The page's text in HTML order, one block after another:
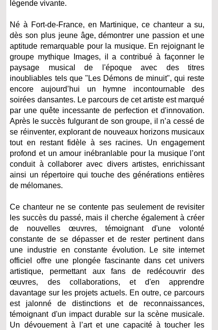
légende vivante.
Né à Fort-de-France, en Martinique, ce chanteur a su,
dès son plus jeune âge, démontrer une passion et une
aptitude remarquable pour la musique. En rejoignant le
groupe mythique Images, il a contribué à façonner le
paysage musical de l'époque avec des titres
inoubliables tels que "Les Démons de minuit", qui reste
encore aujourd’hui un hymne incontournable des
soirées dansantes. Le parcours de cet artiste est marqué
par une quête incessante de perfection et d'innovation.
Après le succès fulgurant de son groupe, il n’a cessé de
se réinventer, explorant de nouveaux horizons musicaux
tout en restant fidèle à ses racines. Un engagement
profond et un amour inébranlable pour la musique l’ont
conduit à collaborer avec divers artistes, enrichissant
ainsi un répertoire qui touche des générations entières
de mélomanes.
Ce chanteur ne se contente pas seulement de revisiter
les succès du passé, mais il cherche également à créer
de nouvelles œuvres, témoignant d'une volonté
constante de se dépasser et de rester pertinent dans
une industrie en constante évolution. Le site internet
officiel offre une plongée fascinante dans cet univers
artistique, permettant aux fans de redécouvrir des
œuvres, des collaborations, et d'en apprendre
davantage sur les projets actuels. En outre, ce parcours
est jalonné de distinctions et de reconnaissances,
témoignant d'un impact durable sur la scène musicale.
Un dévouement à l’art et une capacité à toucher les